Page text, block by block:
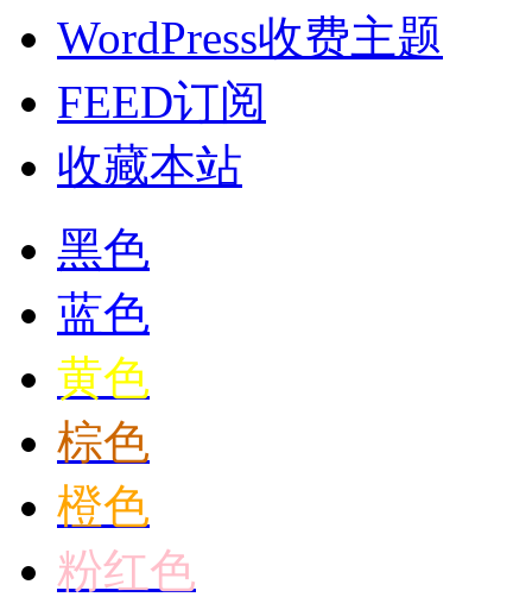
WordPress收费主题
FEED订阅
收藏本站
黑色
蓝色
黄色
棕色
橙色
粉红色